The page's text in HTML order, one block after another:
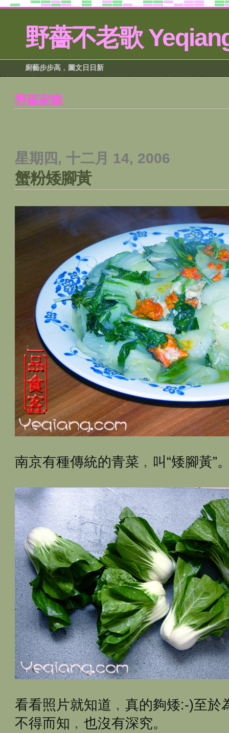
野薔不老歌
廚藝步步高﹐圖文日日新
野薔家餚
星期四, 十二月 14, 2006
蟹粉矮腳黃
南京有種傳統的青菜﹐叫“矮腳黃”
看看照片就知道﹐真的夠矮:-)至於
不得而知﹐也沒有深究。